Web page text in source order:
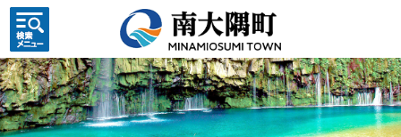
検索・
共通メ
ニュー